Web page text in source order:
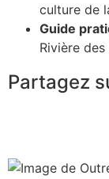
culture de
Guide
Rivière des
Partagez